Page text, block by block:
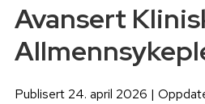
Avansert
Publisert 24. april 2026 |